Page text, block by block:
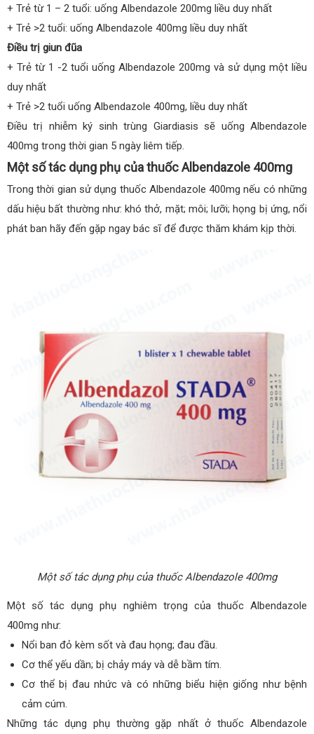
+ Trẻ từ 1 – 2 tuổi: uống Albendazole 200mg liều duy nhất
+ Trẻ >2 tuổi: uống Albendazole 400mg liều duy nhất
Điều trị giun đũa
+ Trẻ từ 1 -2 tuổi uống Albendazole 200mg và sử dụng một liều
duy nhất
+ Trẻ >2 tuổi uống Albendazole 400mg, liều duy nhất
Điều trị nhiễm ký sinh trùng Giardiasis sẽ uống Albendazole
400mg trong thời gian 5 ngày liêm tiếp.
Một số tác dụng phụ của thuốc Albendazole 400mg
Trong thời gian sử dụng thuốc Albendazole 400mg nếu có những
dấu hiệu bất thường như: khó thở, mặt; môi; lưỡi; họng bị ứng, nổi
phát ban hãy đến gặp ngay bác sĩ để được thăm khám kịp thời.
Một số tác dụng phụ của thuốc Albendazole 400mg
Một số tác dụng phụ nghiêm trọng của thuốc Albendazole
400mg như:
Nổi ban đỏ kèm sốt và đau họng; đau đầu.
Cơ thể yếu dần; bị chảy máy và dễ bầm tím.
Cơ thể bị đau nhức và có những biểu hiện giống như bệnh
cảm cúm.
Những tác dụng phụ thường gặp nhất ở thuốc Albendazole